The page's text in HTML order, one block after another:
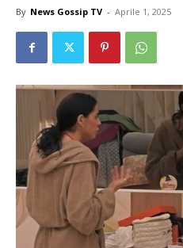
By News Gossip TV - Aprile 1, 2025